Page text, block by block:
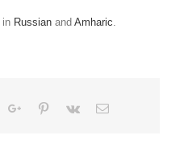
in Russian and Amharic.
Google+Pinterest
Vk Email